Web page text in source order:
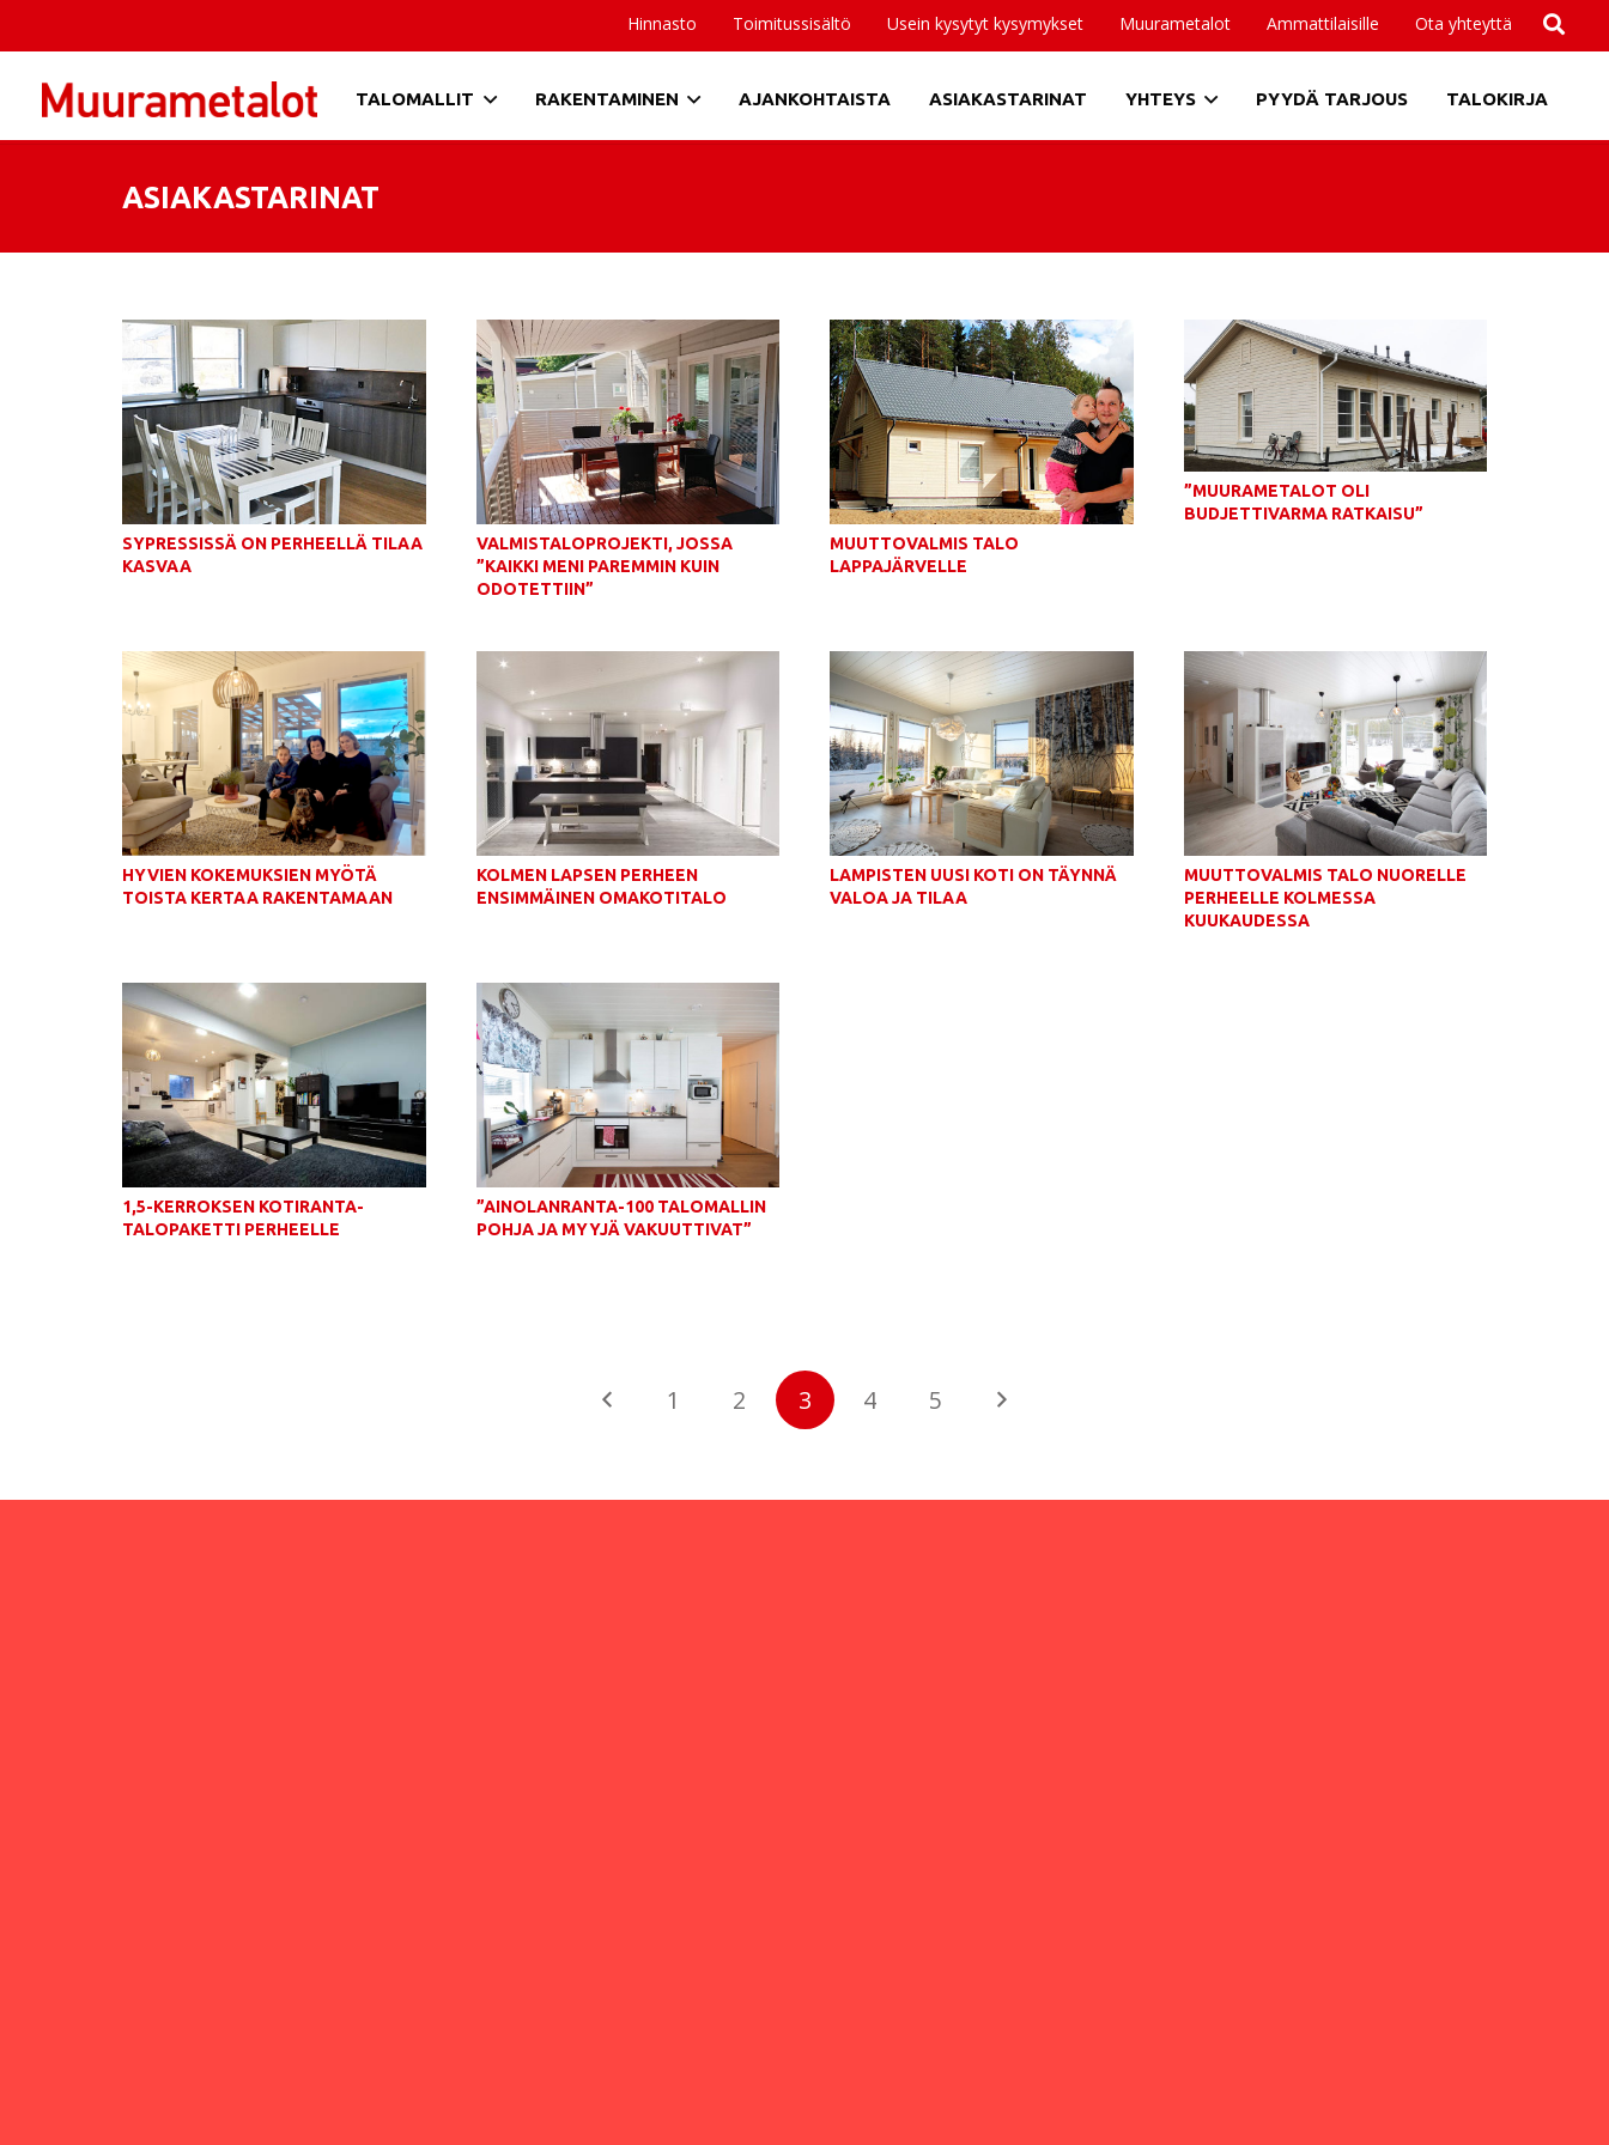
Hinnasto Toimitussisältö Usein kysytyt kysymykset Muurametalot Ammattilaisille Ota yhteyttä
TALOMALLIT RAKENTAMINEN AJANKOHTAISTA ASIAKASTARINAT YHTEYS PYYDÄ TARJOUS TALOKIRJA
ASIAKASTARINAT
SYPRESSISSÄ ON PERHEELLÄ TILAA
KASVAA
VALMISTALOPROJEKTI, JOSSA
”KAIKKI MENI PAREMMIN KUIN
ODOTETTIIN”
MUUTTOVALMIS TALO
LAPPAJÄRVELLE
”MUURAMETALOT OLI
BUDJETTIVARMA RATKAISU”
HYVIEN KOKEMUKSIEN MYÖTÄ
TOISTA KERTAA RAKENTAMAAN
KOLMEN LAPSEN PERHEEN
ENSIMMÄINEN OMAKOTITALO
LAMPISTEN UUSI KOTI ON TÄYNNÄ
VALOA JA TILAA
MUUTTOVALMIS TALO NUORELLE
PERHEELLE KOLMESSA
KUUKAUDESSA
1,5-KERROKSEN KOTIRANTA-
TALOPAKETTI PERHEELLE
”AINOLANRANTA-100 TALOMALLIN
POHJA JA MYYJÄ VAKUUTTIVAT”
1 2 3 4 5